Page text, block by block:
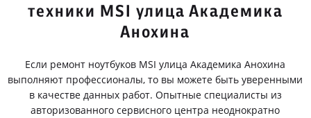
техники MSI улица Академика
Анохина
Если ремонт ноутбуков MSI улица Академика Анохина
выполняют профессионалы, то вы можете быть уверенными
в качестве данных работ. Опытные специалисты из
авторизованного сервисного центра неоднократно